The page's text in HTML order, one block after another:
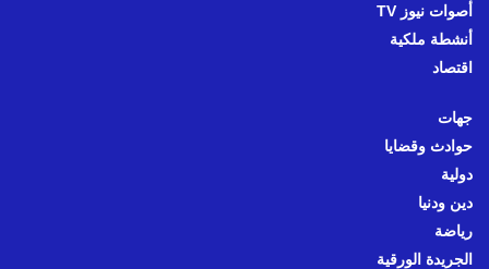
أصوات نيوز TV
أنشطة ملكية
اقتصاد
جهات
حوادث وقضايا
دولية
دين ودنيا
رياضة
الجريدة الورقية